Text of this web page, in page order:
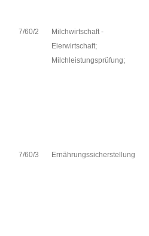
7/60/2
Milchwirtschaft -
Eierwirtschaft;
Milchleistungsprüfung;
7/60/3 Ernährungssicherstellung